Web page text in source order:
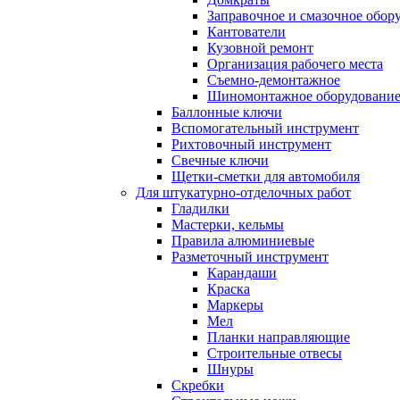
Заправочное и смазочное
Кантователи
Кузовной ремонт
Организация рабочего места
Съемно-демонтажное
Шиномонтажное оборудование
Баллонные ключи
Вспомогательный инструмент
Рихтовочный инструмент
Свечные ключи
Щетки-сметки для автомобиля
Для штукатурно-отделочных работ
Гладилки
Мастерки, кельмы
Правила алюминиевые
Разметочный инструмент
Карандаши
Краска
Маркеры
Мел
Планки направляющие
Строительные отвесы
Шнуры
Скребки